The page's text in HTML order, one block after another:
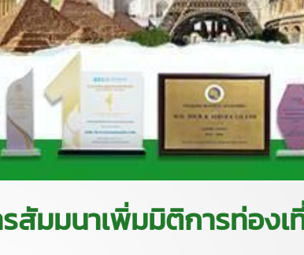
สัมมนาเพิ่มมิติการท่องเ